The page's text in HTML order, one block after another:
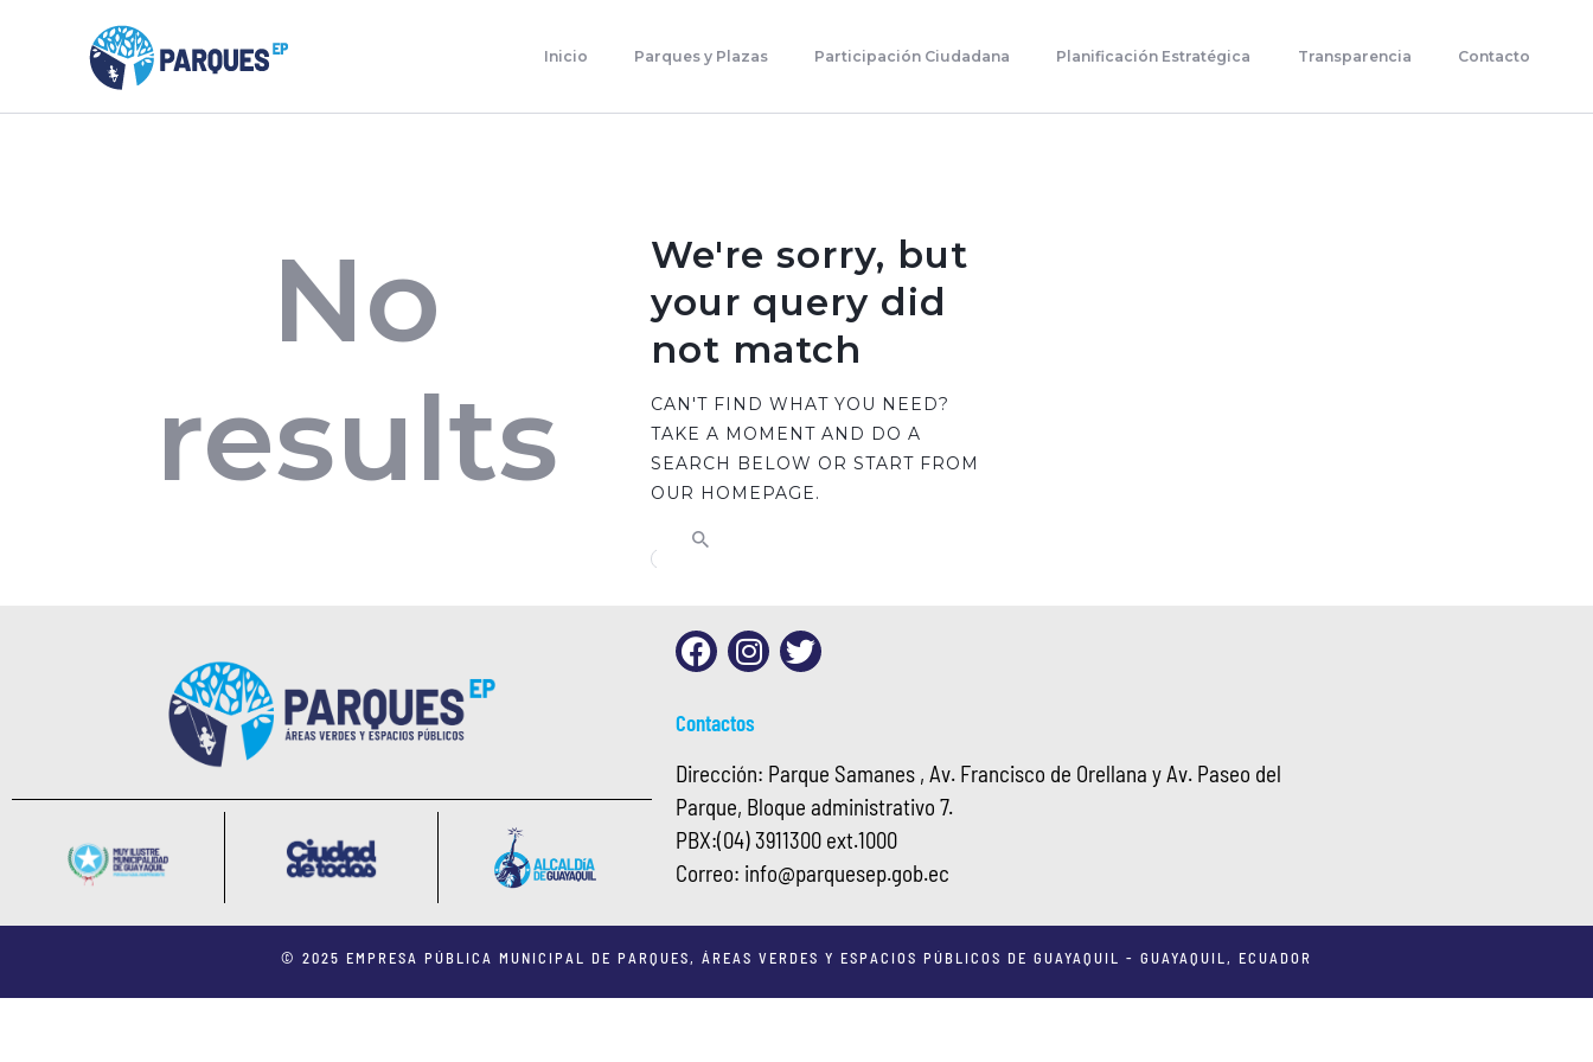
Inicio Parques y Plazas Participación Ciudadana Planificación Estratégica Transparencia Contacto
Parques Y Plazas
Planificación Estratégica
No
results
We're sorry, but
your query did
not match
CAN'T FIND WHAT YOU NEED?
TAKE A MOMENT AND DO A
SEARCH BELOW OR START FROM
OUR HOMEPAGE.
Contactos
Dirección: Parque Samanes , Av. Francisco de Orellana y Av. Paseo del
Parque, Bloque administrativo 7.
PBX:(04) 3911300 ext.1000
Correo: info@parquesep.gob.ec
© 2025 EMPRESA PÚBLICA MUNICIPAL DE PARQUES, ÁREAS VERDES Y ESPACIOS PÚBLICOS DE GUAYAQUIL - GUAYAQUIL, ECUADOR